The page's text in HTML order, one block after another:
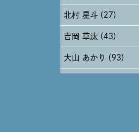
2024年5月 (19)
2024年4月 (17)
北村 星斗 (27)
吉岡 草汰 (43)
大山 あかり (93)